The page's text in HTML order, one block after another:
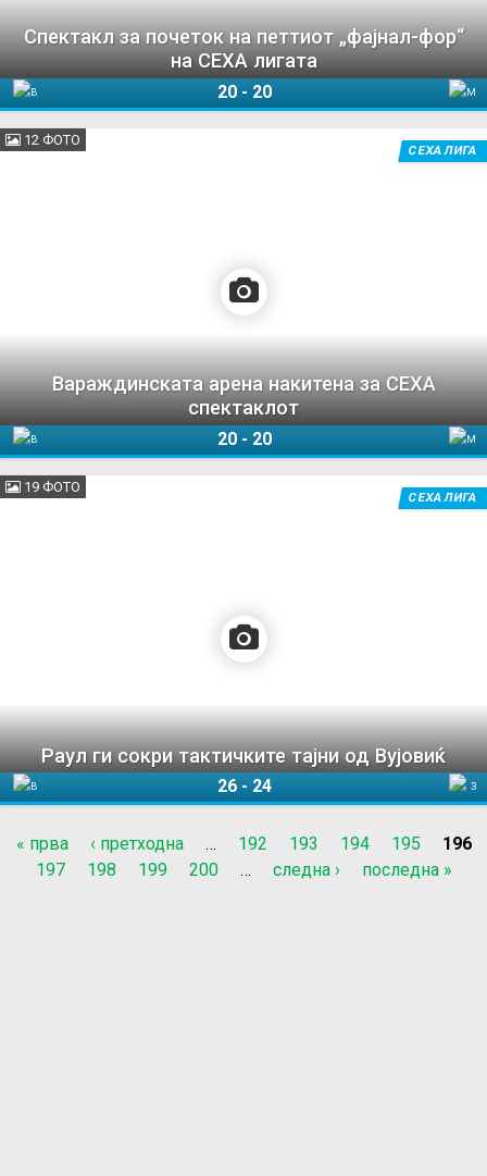
Спектакл за почеток на петтиот „фајнал-фор“
на СЕХА лигата
20 - 20
12 ФОТО
Вараждинската арена накитена за СЕХА
спектаклот
СЕХА ЛИГА
20 - 20
19 ФОТО
Раул ги сокри тактичките тајни од Вујовиќ
СЕХА ЛИГА
26 - 24
« прва ‹ претходна … 192 193 194 195
196
197
198 199 200 … следна › последна »